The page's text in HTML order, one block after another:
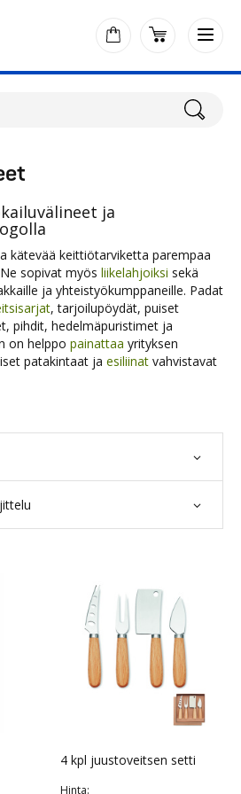
ja
kätevää keittiötarviketta parempaa
sopivat myös liikelahjoiksi sekä
ja yhteistyökumppaneille. Padat
, tarjoilupöydät, puiset
pihdit, hedelmäpuristimet ja
on helppo painattaa yrityksen
patakintaat ja esiliinat vahvistavat
4 kpl juustoveitsen setti
Hinta: